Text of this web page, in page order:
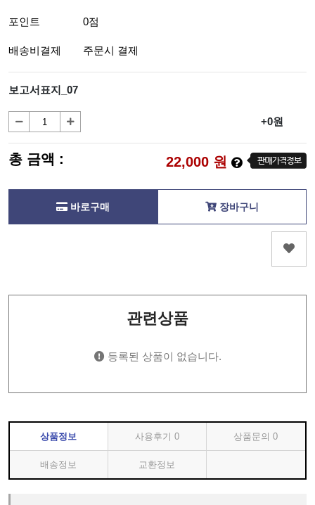
포인트 0점
배송비결제 주문시 결제
보고서표지_07
+0원
총 금액 : 22,000 원
바로구매 장바구니
관련상품
등록된 상품이 없습니다.
상품정보 사용후기 0 상품문의0
배송정보 교환정보